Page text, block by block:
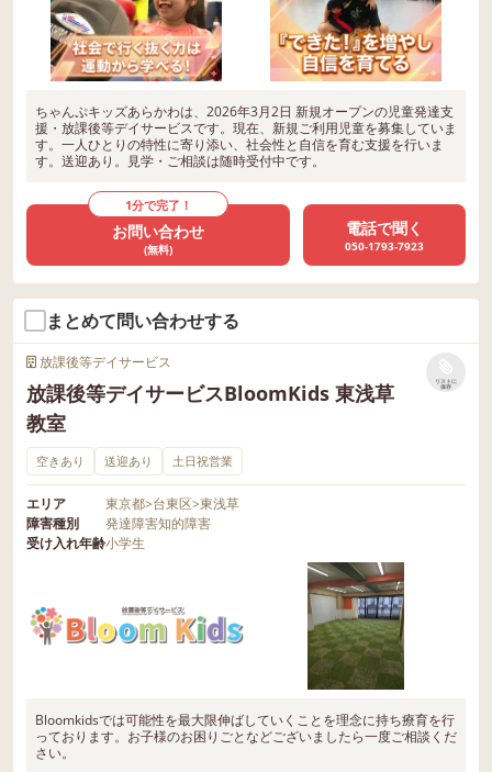
ちゃんぷキッズあらかわは、2026年3月2日 新規オープンの児童発達支
援・放課後等デイサービスです。現在、新規ご利用児童を募集していま
す。一人ひとりの特性に寄り添い、社会性と自信を育む支援を行いま
す。送迎あり。見学・ご相談は随時受付中です。
1分で完了！
お問い合わせ
(無料)
電話で聞く
050-1793-7923
まとめて問い合わせする
放課後等デイサービス
放課後等デイサービスBloomKids 東浅草
教室
リストに
保存
空きあり 送迎あり 土日祝営業
エリア 東京都>台東区>東浅草
障害種別
発達障害知的障害
受け入れ年齢小学生
Bloomkidsでは可能性を最大限伸ばしていくことを理念に持ち療育を行
っております。お子様のお困りごとなどございましたら一度ご相談くだ
さい。